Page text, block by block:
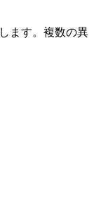
ます。複数の異